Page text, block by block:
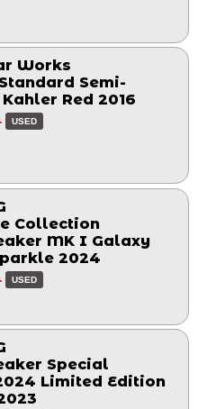
Works
Semi-
Red 2016
USED
Collection
MK I Galaxy
2024
USED
Special
Limited Edition